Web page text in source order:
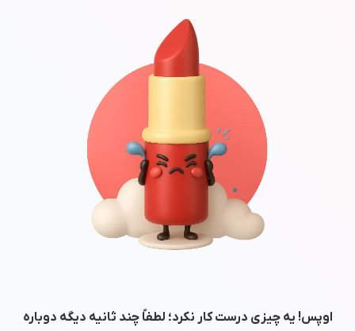
اوپس! یه چیزی درست کار نکرد؛ لطفاً چند ثانیه دیگه دوباره